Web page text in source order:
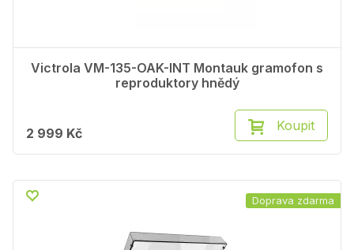
Victrola VM-135-OAK-INT Montauk gramofon s
reproduktory hnědý
2 999 Kč Koupit
Doprava zdarma